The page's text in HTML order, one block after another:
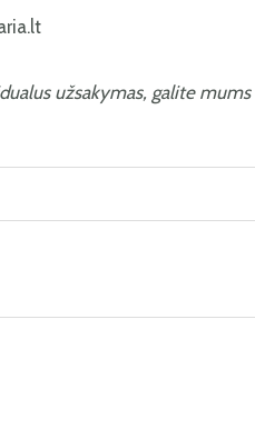
užsakymas, galite mums